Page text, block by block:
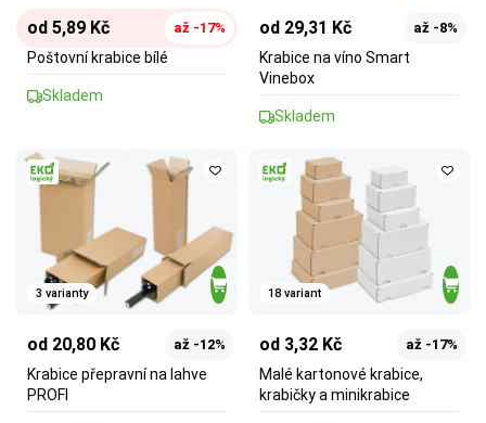
od 5,89 Kč až -17%
Poštovní krabice bílé
Skladem
od 29,31 Kč až -8%
Krabice na víno Smart
Vinebox
Skladem
3 varianty
od 20,80 Kč až -12%
Krabice přepravní na lahve
PROFI
18 variant
od 3,32 Kč až -17%
Malé kartonové krabice,
krabičky a minikrabice